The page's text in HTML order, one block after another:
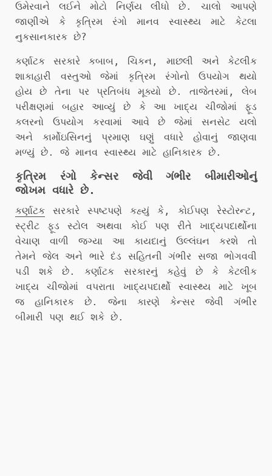
ઉમેરવાને લઈને મોટો નિર્ણય લીધો છે. ચાલો આપણે
જાણીએ કે કૃત્રિમ રંગો માનવ સ્વાસ્થ્ય માટે કેટલા
નુકસાનકારક છે?
કર્ણાટક સરકારે કબાબ, ચિકન, માછલી અને કેટલીક
શાકાહારી વસ્તુઓ જેમાં કૃત્રિમ રંગોનો ઉપયોગ થયો
હોય છે તેના પર પ્રતિબંધ મૂક્યો છે. તાજેતરમાં, લેબ
પરીક્ષણમાં બહાર આવ્યું છે કે આ ખાદ્ય ચીજોમાં ફૂડ
કલરનો ઉપયોગ કરવામાં આવે છે જેમાં સનસેટ યલો
અને કાર્મોઇસિનનું પ્રમાણ ઘણું વધારે હોવાનું જાણવા
મળ્યું છે. જે માનવ સ્વાસ્થ્ય માટે હાનિકારક છે.
કૃત્રિમ રંગો કેન્સર જેવી ગંભીર બીમારીઓનું
જોખમ વધારે છે.
કર્ણાટક સરકારે સ્પષ્ટપણે કહ્યું કે, કોઈપણ રેસ્ટોરન્ટ,
સ્ટ્રીટ ફૂડ સ્ટોલ અથવા કોઈ પણ રીતે ખાદ્યપદાર્થોના
વેચાણ વાળી જગ્યા આ કાયદાનું ઉલ્લંઘન કરશે તો
તેમને જેલ અને ભારે દંડ સહિતની ગંભીર સજા ભોગવવી
પડી શકે છે. કર્ણાટક સરકારનું કહેવું છે કે કેટલીક
ખાદ્ય ચીજોમાં વપરાતા ખાદ્યપદાર્થો સ્વાસ્થ્ય માટે ખૂબ
જ હાનિકારક છે. જેના કારણે કેન્સર જેવી ગંભીર
બીમારી પણ થઈ શકે છે.